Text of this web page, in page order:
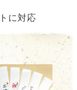
に対応